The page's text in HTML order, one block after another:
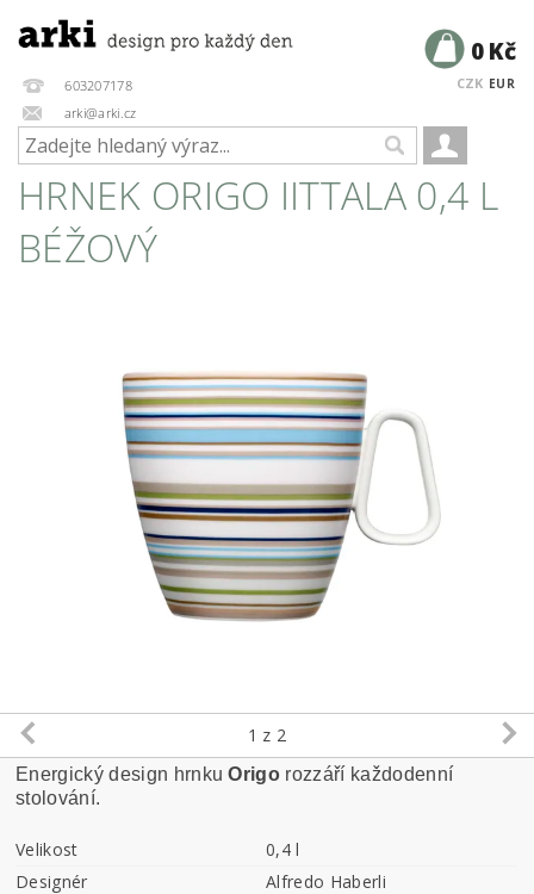
603207178
arki@arki.cz
CZK EUR
0 Kč
HRNEK ORIGO IITTALA 0,4 L
BÉŽOVÝ
1 z 2
Energický design hrnkuOrigo rozzáří každodenní
stolování.
Velikost
0,4 l
Designér
Alfredo Haberli